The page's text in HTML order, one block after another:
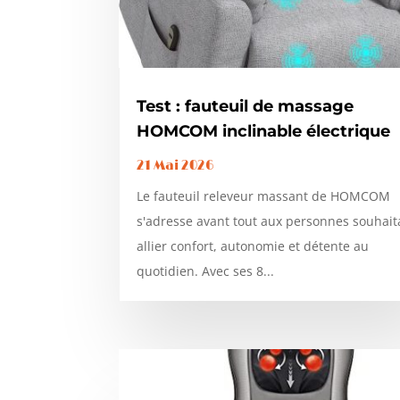
Test : fauteuil de massage
HOMCOM inclinable électrique
21 Mai 2026
Le fauteuil releveur massant de HOMCOM
s'adresse avant tout aux personnes
allier confort, autonomie et détente au
quotidien. Avec ses 8...